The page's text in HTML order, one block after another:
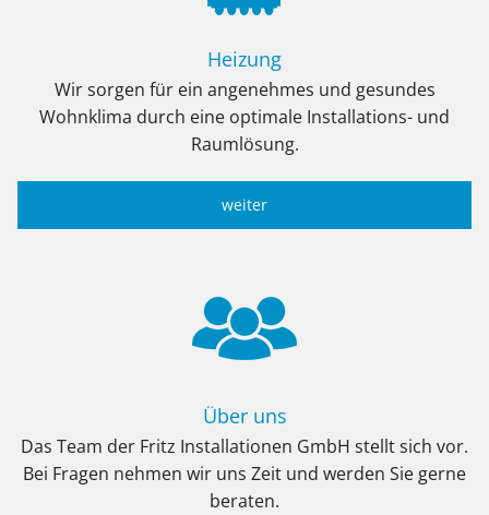
Heizung
Wir sorgen für ein angenehmes und gesundes
Wohnklima durch eine optimale Installations- und
Raumlösung.
weiter
Über uns
Das Team der Fritz Installationen GmbH stellt sich vor.
Bei Fragen nehmen wir uns Zeit und werden Sie gerne
beraten.